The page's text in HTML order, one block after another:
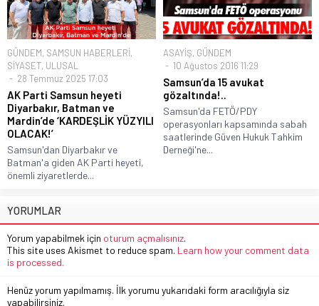
GÜNDEM, SAMSUN HABERLERİ,
SİYASET, ULUSAL
28 Temmuz 2025 17:03
AK Parti Samsun heyeti
Diyarbakır, Batman ve
Mardin’de ‘KARDEŞLİK YÜZYILI
OLACAK!’
Samsun'dan Diyarbakır ve
Batman'a giden AK Parti heyeti,
önemli ziyaretlerde...
ASAYİŞ, GÜNDEM
10 Ağustos 2016 11:29
Samsun’da 15 avukat
gözaltında!..
Samsun'da FETÖ/PDY
operasyonları kapsamında sabah
saatlerinde Güven Hukuk Tahkim
Derneği'ne...
YORUMLAR
Yorum yapabilmek için oturum açmalısınız.
This site uses Akismet to reduce spam. Learn how your comment data
is processed.
Henüz yorum yapılmamış. İlk yorumu yukarıdaki form aracılığıyla siz
yapabilirsiniz.